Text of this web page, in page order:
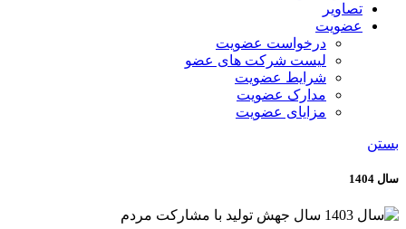
تصاویر
عضویت
درخواست عضویت
لیست شرکت های عضو
شرایط عضویت
مدارک عضویت
مزایای عضویت
بستن
سال 1404